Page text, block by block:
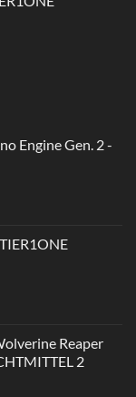
Engine Gen. 2 -
Reaper
2